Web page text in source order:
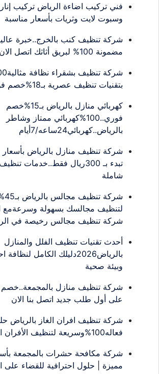
فني تركيب اضاءة الرياض تركيب إنارة
وسبوت لايت وثريات بأسعار مناسبة
شركة تنظيف كنب بالخرج..خبرة عالية ونتائج
شركة تنظيف بشقراء نظافة مثالية100%
بتقنيات تنظيف عصرية بـ18%خصم فوري
كهربائي منازل بالرياض بـ15%خصم
فوري..100%كهربائي ممتاز وشاطر
بالرياض..كهربائي24ساعه/7أيام
شركة تنظيف منازل بالرياض بأسعار رخيصه
تبدء بـ 300ريال فقط..خدمات تنظيف منازل
شركة تنظيف مجالس بالرياض بـ45%خصم
لتنظيف مجالسك بسهولة وسرعةمع افضل
شركة تنظيف مجالس رخيصة في الرياض
أحدث تقنيات تنظيف الفلل والمنازل
بالرياض2026دليلك الكامل لنظافة احترافية
وبيئة صحية
شركة تنظيف منازل بالمجمعة..خصم 35%
على أول طلب جديد اتصل بنا الان
شركة تنظيف افران الغاز بالرياض حلول
شركة مكافحة حشرات بالمجمعة بأسعار
مميزة | حلول احترافية للقضاء على الحشرات